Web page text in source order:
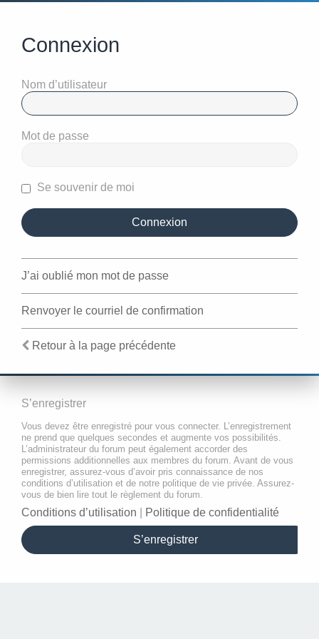
Connexion
Nom d’utilisateur
Mot de passe
Se souvenir de moi
J’ai oublié mon mot de passe
Renvoyer le courriel de confirmation
Retour à la page précédente
S’enregistrer
Vous devez être enregistré pour vous connecter. L’enregistrement
ne prend que quelques secondes et augmente vos possibilités.
L’administrateur du forum peut également accorder des
permissions additionnelles aux membres du forum. Avant de vous
enregistrer, assurez-vous d’avoir pris connaissance de nos
conditions d’utilisation et de notre politique de vie privée. Assurez-
vous de bien lire tout le règlement du forum.
Conditions d’utilisation Politique de confidentialité
S’enregistrer